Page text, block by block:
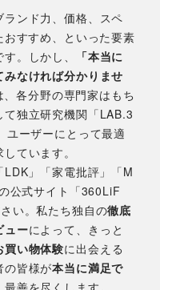
ンド力、価格、スペ
すすめ、といった要素
。しかし、
「本当に
なければ分かりませ
各分野の専門家はもち
独立研究機関「LAB.3
ユーザーにとって最適
ています。
」「家電批評」「M
公式サイト「360LiF
い。私たち独自の徹底
ューによって、きっと
買い物体験に出会える
の皆様が本当に満足で
善を尽くします。